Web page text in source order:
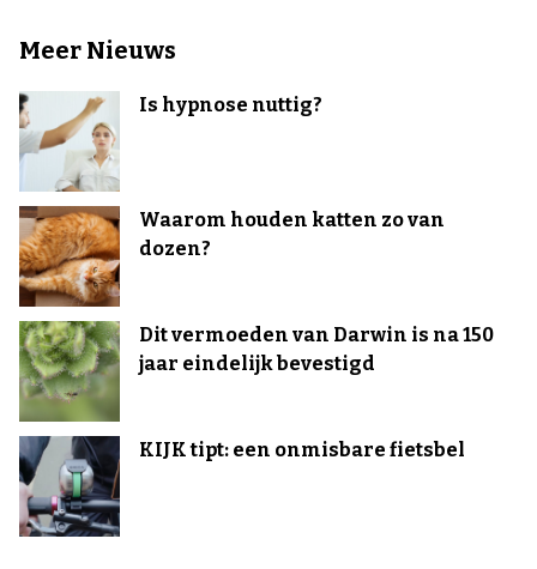
Meer Nieuws
Is hypnose nuttig?
Waarom houden katten zo van
dozen?
Dit vermoeden van Darwin is na 150
jaar eindelijk bevestigd
KIJK tipt: een onmisbare fietsbel